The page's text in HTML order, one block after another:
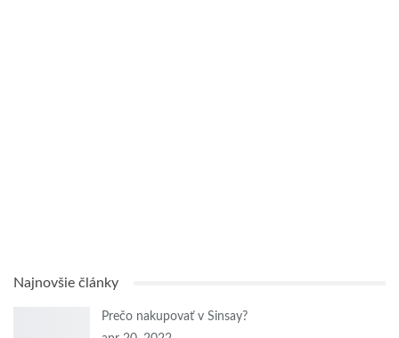
Najnovšie články
Prečo nakupovať v Sinsay?